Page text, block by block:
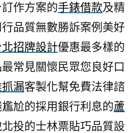
作方案的手錶借款及精
品質無數勝訴案例美好
北招牌設計優惠最多樣的
常見關懷民眾您良好口
漏客製化幫免費法律諮
尬的採用銀行利息的蘆
投的士林票貼巧品質設